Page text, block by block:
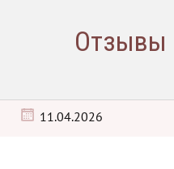
Отзывы
11.04.2026